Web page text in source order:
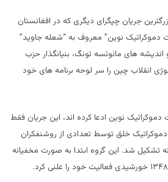
جریان چپگرای دیگری که در افغانستان
دموکراتیک نوین” معروف به “شعله جاوید”
های مائوتسه تونگ، بنیانگذار حزب
انقلاب چین را سر لوحه برنامه های خود
نوین ادعا کرده اند، این جریان فقط
خلق توسط تعدادی از روشنفکران
تشکیل شد. این گروه ابتدا به صورت مخفیانه